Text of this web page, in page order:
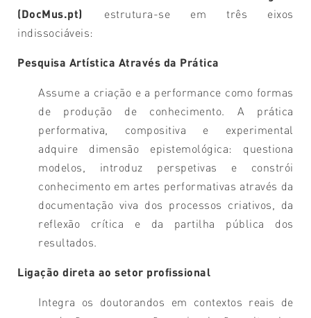
(DocMus.pt)
estrutura-se em três eixos
indissociáveis:
Pesquisa Artística Através da Prática
Assume a criação e a performance como formas
de produção de conhecimento. A prática
performativa, compositiva e experimental
adquire dimensão epistemológica: questiona
modelos, introduz perspetivas e constrói
conhecimento em artes performativas através da
documentação viva dos processos criativos, da
reflexão crítica e da partilha pública dos
resultados.
Ligação direta ao setor profissional
Integra os doutorandos em contextos reais de